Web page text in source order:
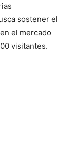
sostener el
el mercado
visitantes.